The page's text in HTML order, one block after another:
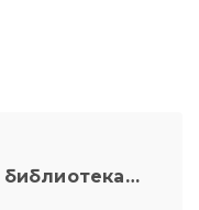
8. округли сто Друштва библиотекара правних и сродних библиотека Југоисточне Европе одржан у Неуму